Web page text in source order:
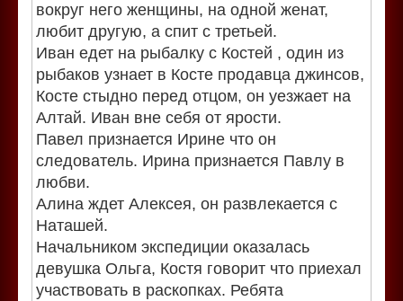
вокруг него женщины, на одной женат,
любит другую, а спит с третьей.
Иван едет на рыбалку с Костей , один из
рыбаков узнает в Косте продавца джинсов,
Косте стыдно перед отцом, он уезжает на
Алтай. Иван вне себя от ярости.
Павел признается Ирине что он
следователь. Ирина признается Павлу в
любви.
Алина ждет Алексея, он развлекается с
Наташей.
Начальником экспедиции оказалась
девушка Ольга, Костя говорит что приехал
участвовать в раскопках. Ребята